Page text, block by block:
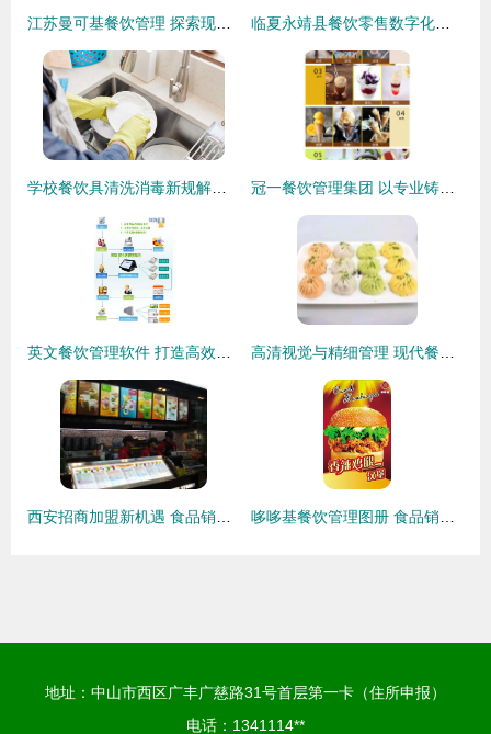
地址：中山市西区广丰广慈路31号首层第一卡（住所申报）
电话：1341114**